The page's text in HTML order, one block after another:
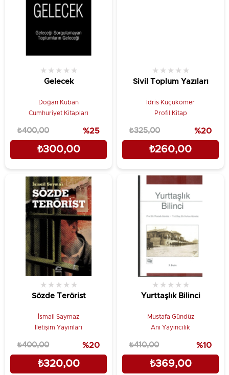
Gelecek
★ ★ ★ ★ ★
Doğan Kuban
Cumhuriyet Kitapları
₺300,00
₺400,00 %25
Sivil Toplum Yazıları
★ ★ ★ ★ ★
İdris Küçükömer
Profil Kitap
₺260,00
₺325,00 %20
Sözde Terörist
★ ★ ★ ★ ★
İsmail Saymaz
İletişim Yayınları
₺320,00
₺400,00 %20
Yurttaşlık Bilinci
★ ★ ★ ★ ★
Mustafa Gündüz
Anı Yayıncılık
₺369,00
₺410,00 %10